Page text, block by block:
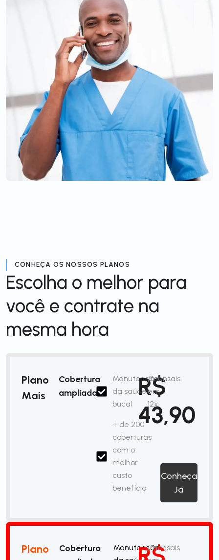
CONHEÇA OS NOSSOS PLANOS
Escolha o melhor para
você e contrate na
mesma hora
Plano
Mais
Cobertura
ampliada
Manutenção
da saúde
bucal
+ de 200
coberturas
com o
melhor
custo
benefício
R$
43,90
/mensais
em
12x
Conheça
Já
Plano
Cobertura
Manutenção/mensais